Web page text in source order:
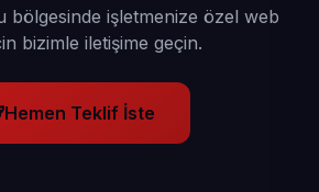
bölgesinde işletmenize özel web
bizimle iletişime geçin.
Hemen Teklif İste